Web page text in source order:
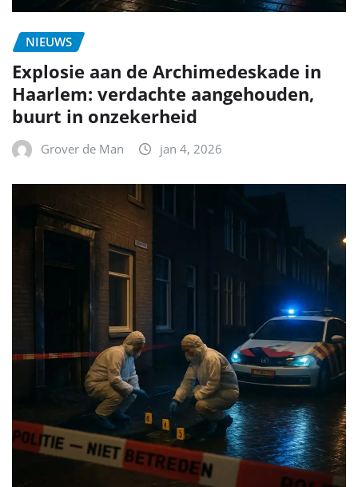
NIEUWS
Explosie aan de Archimedeskade in
Haarlem: verdachte aangehouden,
buurt in onzekerheid
Grover de Man jan 4, 2026